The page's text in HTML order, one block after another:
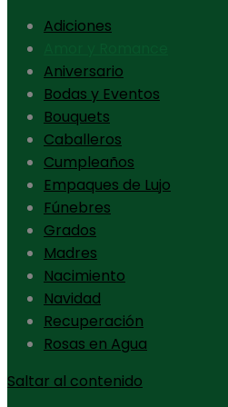
Adiciones
Aniversario
Bodas y Eventos
Bouquets
Caballeros
Cumpleaños
Empaques de Lujo
Fúnebres
Grados
Madres
Nacimiento
Navidad
Recuperación
Rosas en Agua
Saltar al contenido